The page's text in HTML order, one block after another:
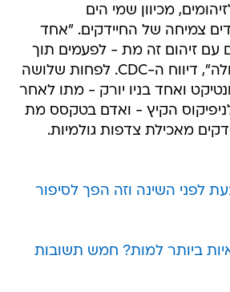
מכיוון שמי הים
צמיחה של החיידקים. "אחד
עם זיהום זה מת - לפעמים תוך
1-2 ימים מרגע שחלה", דיווח ה-CDC. לפחות שלושה
ואחד בניו יורק - מתו לאחר
הקיץ - ואדם בטקסס מת
מאכילת צדפות גולמיות.
לפני השינה וזה הפך לסיפור
ביותר למות? חמש תשובות